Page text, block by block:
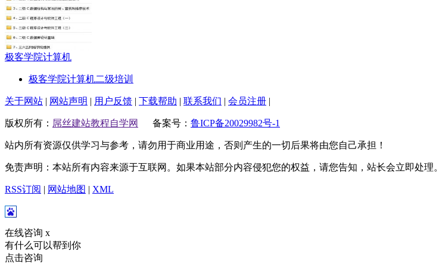
极客学院计算机
极客学院计算机二级培训
关于网站 | 网站声明 | 用户反馈 | 下载帮助 | 联系我们 | 会员注册 |
版权所有： 屌丝建站教程自学网 备案号： 鲁ICP备20029982号-1
站内所有资源仅供学习与参考，请勿用于商业用途，否则产生的一切后果将由您自己承担！
免责声明：本站所有内容来源于互联网。如果本站部分内容侵犯您的权益，请您告知，站长会立即处理。
RSS订阅 | 网站地图 | XML
在线咨询 x
有什么可以帮到你
点击咨询